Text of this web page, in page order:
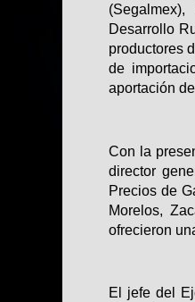
Desarrollo
productores
de
aportación
Con la
director
Precios de
Morelos,
ofrecieron
El jefe del